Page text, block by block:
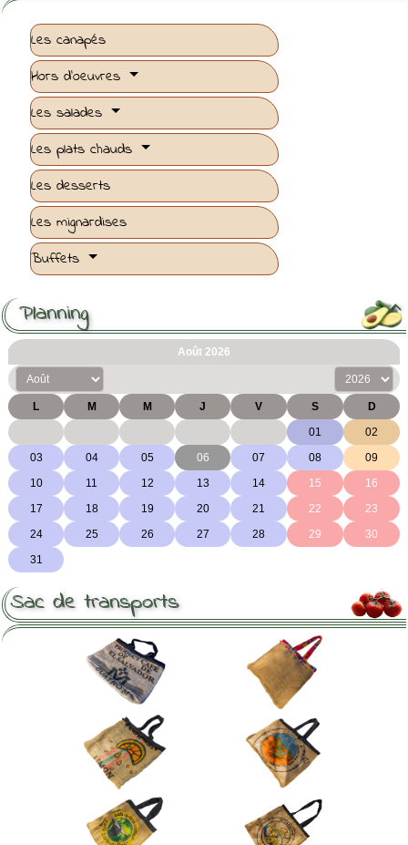
Les canapés
Hors d'oeuvres
Les salades
Les plats chauds
Les desserts
Les mignardises
Buffets

Planning
Sac de transports